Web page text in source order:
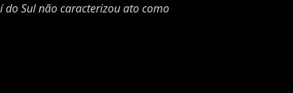
Sul não caracterizou ato como